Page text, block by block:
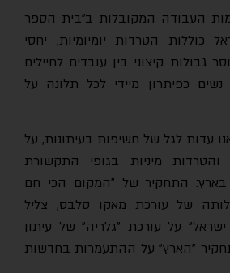
העבודה המקובלות ב"בית הספר
הטרדות יומיומיות, יחסי
קיצוני בין עובדים לחיילים
כפיתרון מיידי לכל תלונה על
לגל של חשיפות בעיתונות, על
מיניות בגופי התקשורת
התחקיר של "המקום הכי חם
של עורכת מאקו סלבס, צליל
על עורכת "גלריה" של עיתון
"הארץ" על ההתעמרות בחדשות